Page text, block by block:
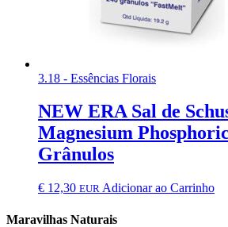
3.18 - Essências Florais
NEW ERA Sal de
Magnesium
Grânulos
€ 12,30 EUR Adicionar ao Carrinho
Maravilhas Naturais